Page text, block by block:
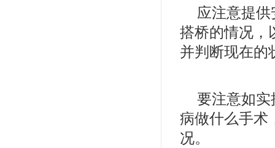
应注意提
搭桥的情况，
并判断现在的
要注意如
病做什么手术
况。